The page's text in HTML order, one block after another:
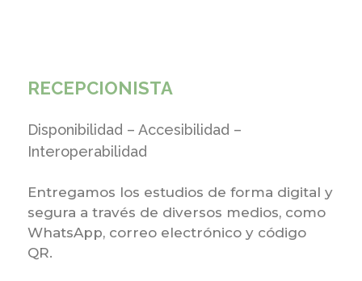
RECEPCIONISTA
Disponibilidad – Accesibilidad –
Interoperabilidad
Entregamos los estudios de forma digital y
segura a través de diversos medios, como
WhatsApp, correo electrónico y código
QR.